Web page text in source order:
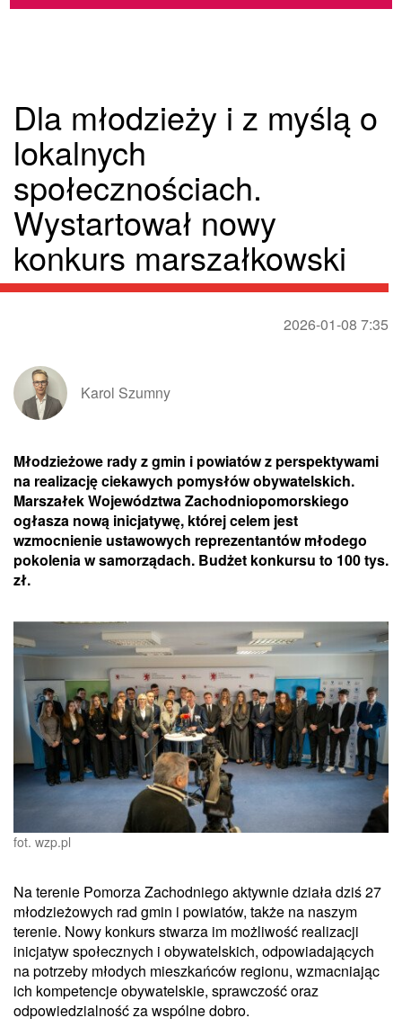
Dla młodzieży i z myślą o
lokalnych
społecznościach.
Wystartował nowy
konkurs marszałkowski
2026-01-08 7:35
Karol Szumny
Młodzieżowe rady z gmin i powiatów z perspektywami
na realizację ciekawych pomysłów obywatelskich.
Marszałek Województwa Zachodniopomorskiego
ogłasza nową inicjatywę, której celem jest
wzmocnienie ustawowych reprezentantów młodego
pokolenia w samorządach. Budżet konkursu to 100 tys.
zł.
fot. wzp.pl
Na terenie Pomorza Zachodniego aktywnie działa dziś 27
młodzieżowych rad gmin i powiatów, także na naszym
terenie. Nowy konkurs stwarza im możliwość realizacji
inicjatyw społecznych i obywatelskich, odpowiadających
na potrzeby młodych mieszkańców regionu, wzmacniając
ich kompetencje obywatelskie, sprawczość oraz
odpowiedzialność za wspólne dobro.